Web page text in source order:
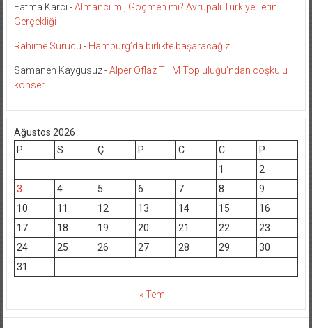
Fatma Karcı -Almancı mı, Göçmen mi? Avrupalı Türkiyelilerin
Gerçekliği
Rahime Sürücü - Hamburg’da birlikte başaracağız
Samaneh Kaygusuz-Alper Oflaz THM Topluluğu’ndan coşkulu
konser
Ağustos 2026
P
S Ç P C C
P
1
2
3
4 5 6 7 8
9
10
11 12 13 14 15
16
17
18 19 20 21 22
23
24
25 26 27 28 29
30
31
« Tem